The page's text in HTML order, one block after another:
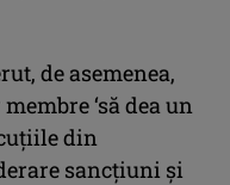
de asemenea,
‘să dea un
din
sancţiuni şi